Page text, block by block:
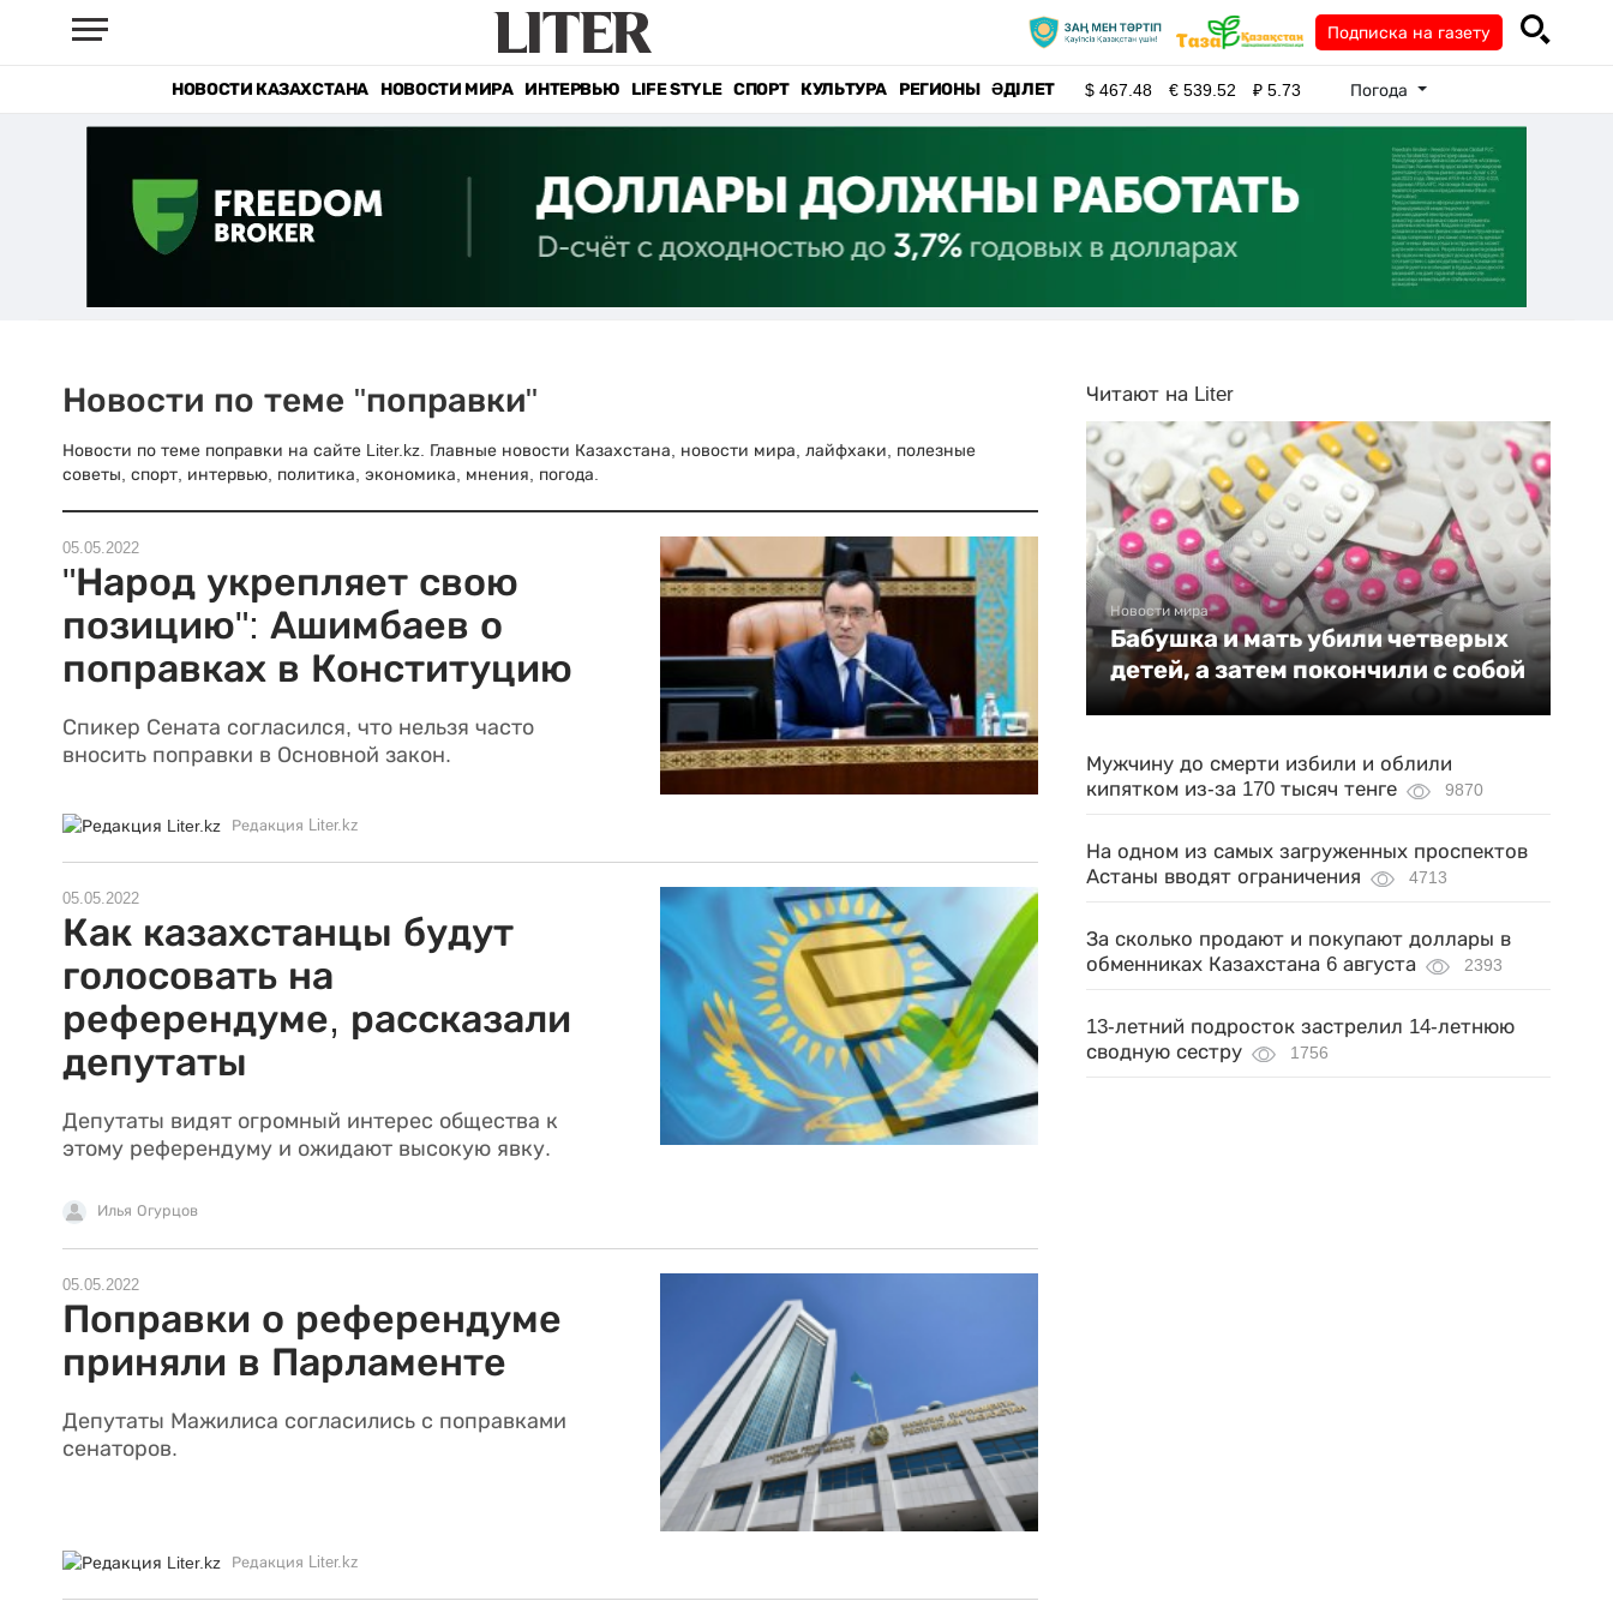
Подписка на газету
НОВОСТИ КАЗАХСТАНА НОВОСТИ МИРА ИНТЕРВЬЮ LIFE STYLE СПОРТ КУЛЬТУРА РЕГИОНЫ ӘДІЛЕТ $467.48 €539.52 ₽5.73 Погода
Новости по теме "поправки"
Новости по теме поправки на сайте Liter.kz. Главные новости Казахстана, новости мира, лайфхаки, полезные
советы, спорт, интервью, политика, экономика, мнения, погода.
05.05.2022
"Народ укрепляет свою
позицию": Ашимбаев о
поправках в Конституцию
Спикер Сената согласился, что нельзя часто
вносить поправки в Основной закон.
Редакция Liter.kz
05.05.2022
Как казахстанцы будут
голосовать на
референдуме, рассказали
депутаты
Депутаты видят огромный интерес общества к
этому референдуму и ожидают высокую явку.
Илья Огурцов
05.05.2022
Поправки о референдуме
приняли в Парламенте
Депутаты Мажилиса согласились с поправками
сенаторов.
Редакция Liter.kz
Читают на Liter
Новости мира
Бабушка и мать убили четверых
детей, а затем покончили с собой
Мужчину до смерти избили и облили
кипятком из-за 170 тысяч тенге
9870
На одном из самых загруженных проспектов
Астаны вводят ограничения
4713
За сколько продают и покупают доллары в
обменниках Казахстана 6 августа
2393
13-летний подросток застрелил 14-летнюю
сводную сестру
1756